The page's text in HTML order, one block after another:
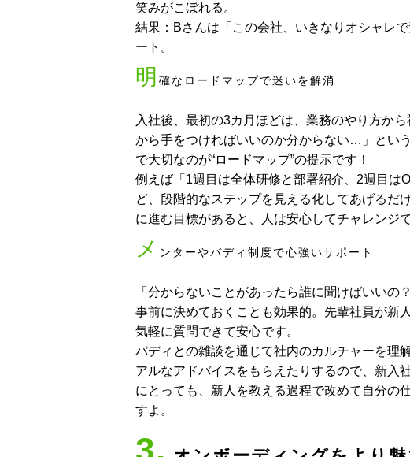
笑みがこぼれる。
結果：Bさんは「この会社、いきなりオシャレ
ート。
明 確なロードマップで迷いを解消
入社後、最初の3カ月ほどは、業務のやり方か
から手をつければいいのか分からない…」とい
で大切なのが“ロードマップ”の提示です！
例えば「1週目は全体研修と部署紹介、2週目は
ど、段階的なステップを見える化してあげるだ
に進む目標があると、人は安心してチャレンジ
メ ンターやバディ制度で心強いサポート
「分からないことがあったら誰に聞けばいい
事前に決めておくことも効果的。先輩社員が新
気軽に質問できて安心です。
バディとの雑談を通じて社内のカルチャーを理
アルなアドバイスをもらえたりするので、新
にとっても、新人を教える過程で改めて自分の
すよ。